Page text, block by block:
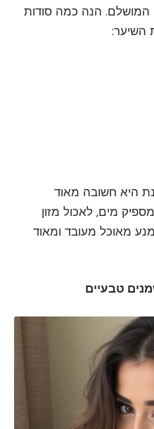
המושלם. הנה כמה סודות
השיער:
היא חשובה מאוד
מים, לאכול מזון
מאוכל מעובד ומאוד